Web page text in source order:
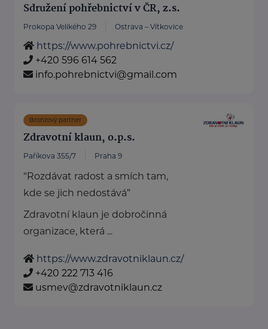
Sdružení pohřebnictví v ČR, z.s.
Prokopa Velikého 29 Ostrava – Vítkovice
https://www.pohrebnictvi.cz/
+420 596 614 562
info.pohrebnictvi@gmail.com
Bronzový partner
Zdravotní klaun, o.p.s.
Paříkova 355/7 Praha 9
“Rozdávat radost a smích tam,
kde se jich nedostává”
Zdravotní klaun je dobročinná
organizace, která ...
https://www.zdravotniklaun.cz/
+420 222 713 416
usmev@zdravotniklaun.cz